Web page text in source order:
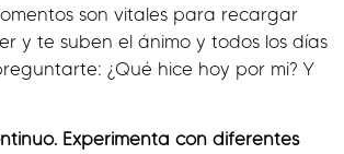
son vitales para recargar
y te suben el ánimo y todos los días
¿Qué hice hoy por mi? Y
Experimenta con diferentes